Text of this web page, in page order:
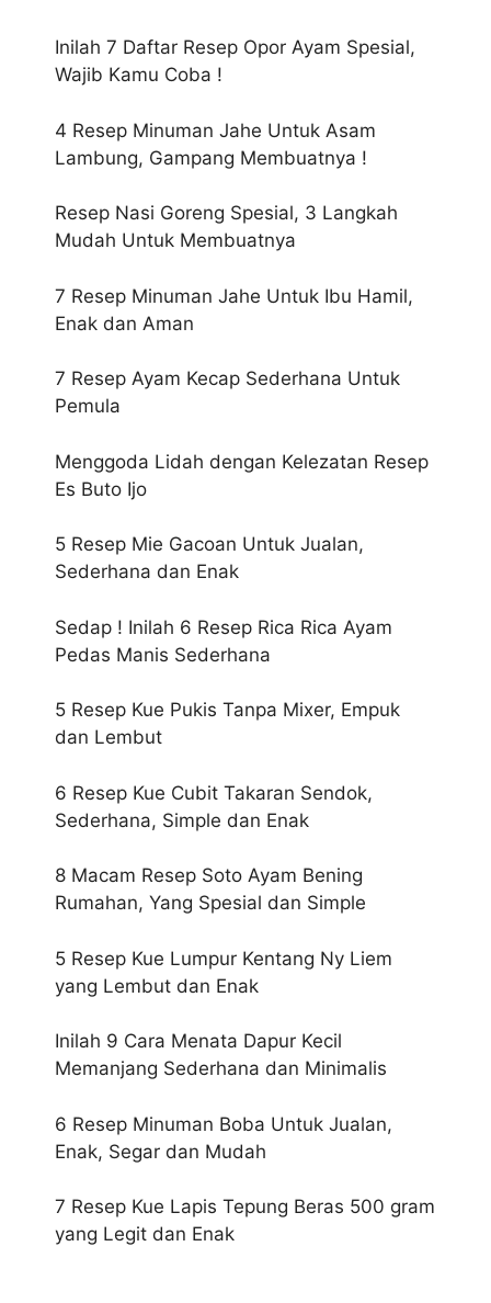
Inilah 7 Daftar Resep Opor Ayam Spesial,
Wajib Kamu Coba !
4 Resep Minuman Jahe Untuk Asam
Lambung, Gampang Membuatnya !
Resep Nasi Goreng Spesial, 3 Langkah
Mudah Untuk Membuatnya
7 Resep Minuman Jahe Untuk Ibu Hamil,
Enak dan Aman
7 Resep Ayam Kecap Sederhana Untuk
Pemula
Menggoda Lidah dengan Kelezatan Resep
Es Buto Ijo
5 Resep Mie Gacoan Untuk Jualan,
Sederhana dan Enak
Sedap ! Inilah 6 Resep Rica Rica Ayam
Pedas Manis Sederhana
5 Resep Kue Pukis Tanpa Mixer, Empuk
dan Lembut
6 Resep Kue Cubit Takaran Sendok,
Sederhana, Simple dan Enak
8 Macam Resep Soto Ayam Bening
Rumahan, Yang Spesial dan Simple
5 Resep Kue Lumpur Kentang Ny Liem
yang Lembut dan Enak
Inilah 9 Cara Menata Dapur Kecil
Memanjang Sederhana dan Minimalis
6 Resep Minuman Boba Untuk Jualan,
Enak, Segar dan Mudah
7 Resep Kue Lapis Tepung Beras 500 gram
yang Legit dan Enak